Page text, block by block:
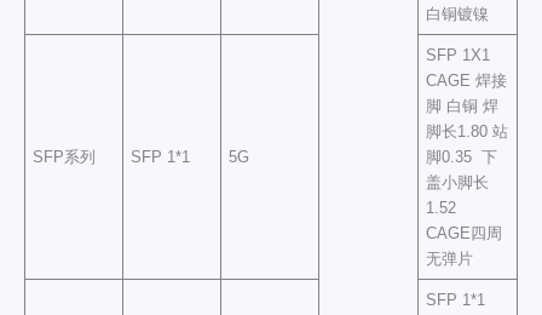
白铜镀镍
SFP系列 SFP 1*1 5G
SFP 1X1
CAGE 焊接
脚 白铜 焊
脚长1.80 站
脚0.35 下
盖小脚长
1.52
CAGE四周
无弹片
SFP 1*1